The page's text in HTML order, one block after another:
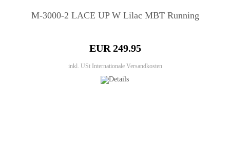
M-3000-2 LACE UP W Lilac MBT Running
EUR 249.95
inkl. USt Internationale Versandkosten